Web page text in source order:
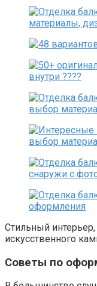
Стильный
искусственного
Советы по